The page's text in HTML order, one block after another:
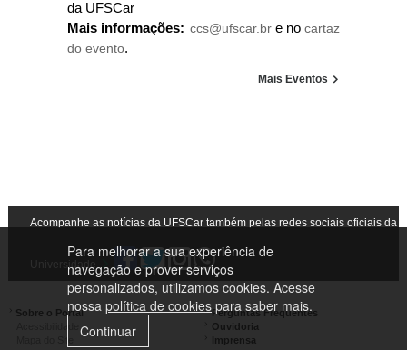
Para melhorar a sua experiência de
navegação e prover serviços
personalizados, utilizamos cookies. Acesse
nossa política de cookiespara saber mais.
Continuar
da UFSCar
Mais informações: ccs@ufscar.br e no cartaz
do evento.
Mais Eventos
Acompanhe as notícias da UFSCar também pelas redes sociais oficiais da
Universidade
Sobre o Portal
Perguntas Frequentes
Ouvidoria
Imprensa